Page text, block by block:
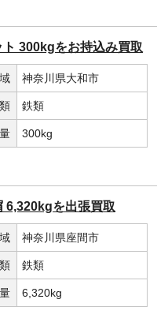
300kgをお持込み買取
神奈川県大和市
鉄類
300kg
6,320kgを出張買取
神奈川県座間市
鉄類
6,320kg